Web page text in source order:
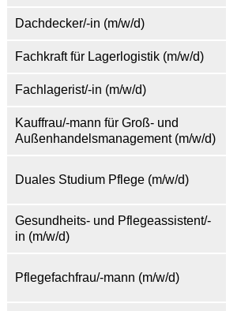
Dachdecker/-in (m/w/d)
Fachkraft für Lagerlogistik (m/w/d)
Fachlagerist/-in (m/w/d)
Kauffrau/-mann für Groß- und
Außenhandelsmanagement (m/w/d)
Duales Studium Pflege (m/w/d)
Gesundheits- und Pflegeassistent/-
in (m/w/d)
Pflegefachfrau/-mann (m/w/d)